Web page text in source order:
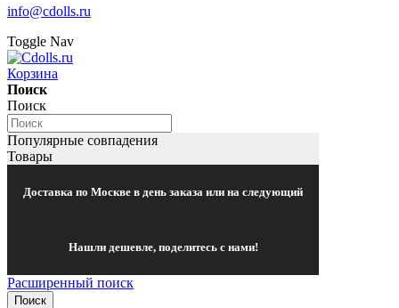
info@cdolls.ru
Toggle Nav
Корзина
Поиск
Поиск
Популярные совпадения
Товары
Доставка по Москве в день заказа или на следующий
Нашли дешевле, поделитесь с нами!
Расширенный поиск
Поиск